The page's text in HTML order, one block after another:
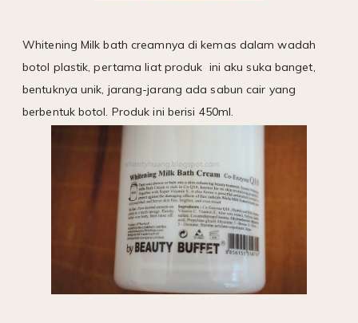
Whitening Milk bath creamnya di kemas dalam wadah
botol plastik, pertama liat produk ini aku suka banget,
bentuknya unik, jarang-jarang ada sabun cair yang
berbentuk botol. Produk ini berisi 450ml.